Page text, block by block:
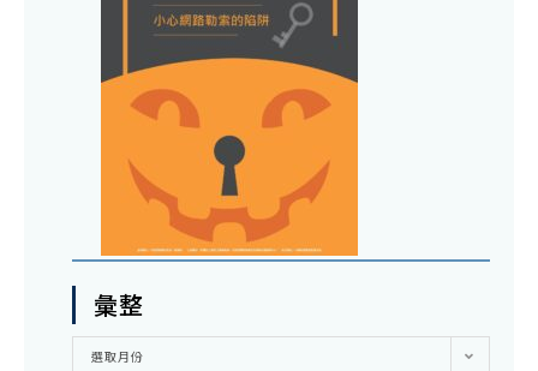
彙整
彙
選取月份